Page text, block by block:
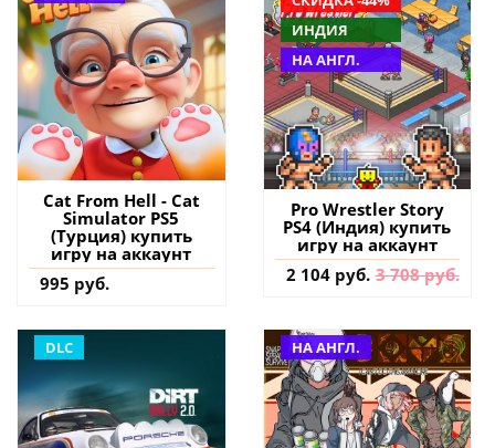
Cat From Hell - Cat
Simulator PS5
(Турция) купить
игру на аккаунт
995 руб.
ИНДИЯ
НА АНГЛ.
Pro Wrestler Story
PS4 (Индия) купить
игру на аккаунт
2 104 руб. 3 708 руб.
DLC НА АНГЛ.